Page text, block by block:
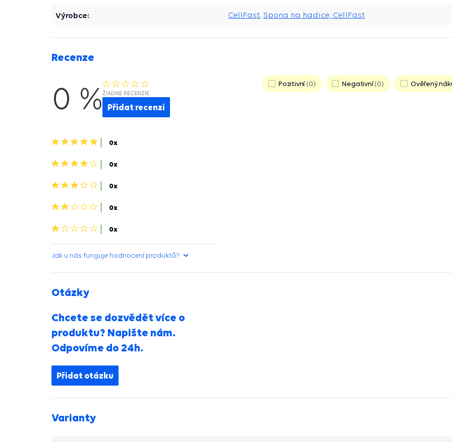
Výrobce: CellFast, Spona na hadice, CellFast
Recenze
0 % ŽIADNE RECENZIE
Přidat recenzi
5
0x
4
0x
3
0x
2
0x
1
0x
Jak u nás funguje hodnocení produktů?
Pozitivní 0 Negativní 0 Ověřený
Otázky
Chcete se dozvědět více o
produktu? Napište nám.
Odpovíme do 24h.
Přidat otázku
Varianty